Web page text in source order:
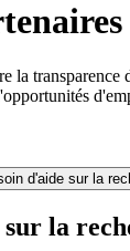
la transparence
d'aide sur la
la